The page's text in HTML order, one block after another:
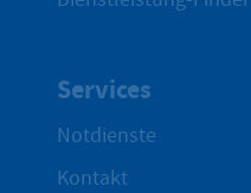
Services
Notdienste
Kontakt